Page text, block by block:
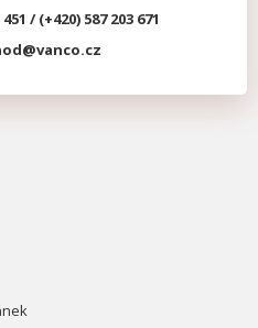
/ (+420) 587 203 671